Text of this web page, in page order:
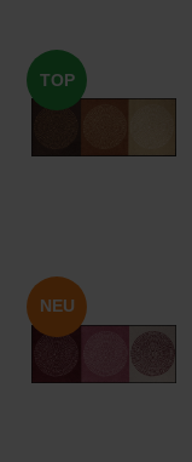
TOP
NEU